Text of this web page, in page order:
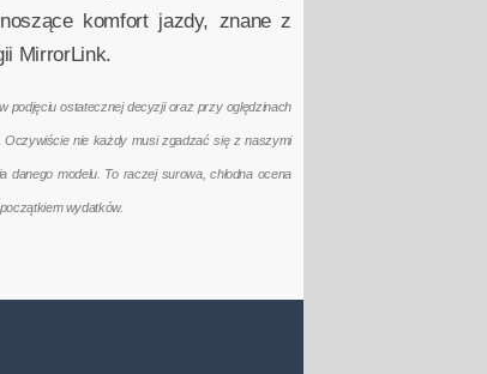
komfort jazdy, znane z
MirrorLink.
podjęciu ostatecznej decyzji oraz przy oględzinach
Oczywiście nie każdy musi zgadzać się z naszymi
modelu. To raczej surowa, chłodna ocena
wydatków.